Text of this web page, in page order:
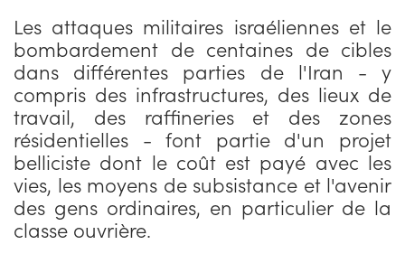
Les attaques militaires israéliennes et le
bombardement de centaines de cibles
dans différentes parties de l'Iran - y
compris des infrastructures, des lieux de
travail, des raffineries et des zones
résidentielles - font partie d'un projet
belliciste dont le coût est payé avec les
vies, les moyens de subsistance et l'avenir
des gens ordinaires, en particulier de la
classe ouvrière.